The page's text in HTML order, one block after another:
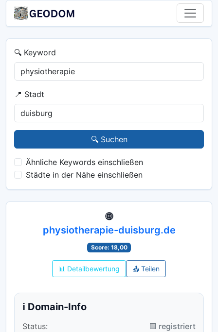
🔍 Keyword
📍 Stadt
🔍 Suchen
Ähnliche Keywords einschließen
Städte in der Nähe einschließen
🌐
physiotherapie-duisburg.de
Score: 18,00
📊 Detailbewertung 📤 Teilen
ℹ️ Domain-Info
Status:
🟪 registriert